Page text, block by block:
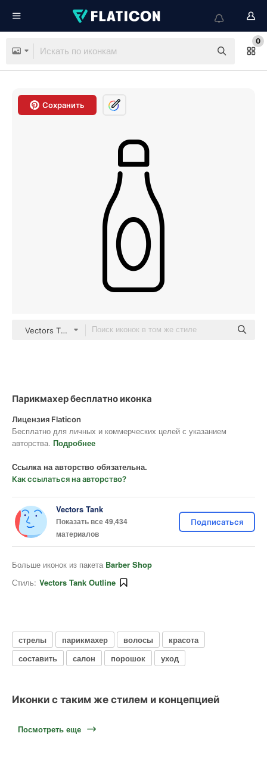
0
Сохранить
Vectors Tank outline
Парикмахер бесплатно иконка
Лицензия Flaticon
Бесплатно для личных и коммерческих целей с указанием
авторства. Подробнее
Ссылка на авторство обязательна.
Как ссылаться на авторство?
Vectors Tank
Показать все 49,434
материалов
Подписаться
Больше иконок из пакета Barber Shop
Стиль: Vectors Tank Outline
стрелы парикмахер волосы
красота
составить
салон порошок уход
Иконки с таким же стилем и концепцией
Посмотреть еще